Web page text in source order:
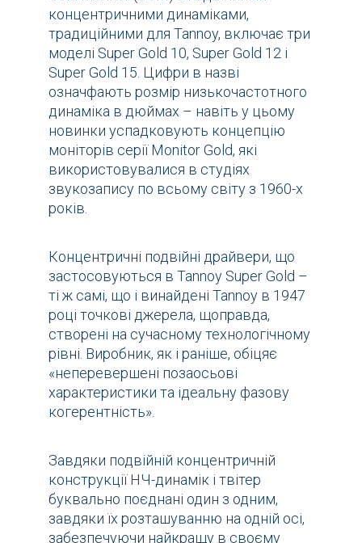
концентричними динаміками,
традиційними для Tannoy, включає три
моделі Super Gold 10, Super Gold 12 і
Super Gold 15. Цифри в назві
означфають розмір низькочастотного
динаміка в дюймах – навіть у цьому
новинки успадковують концепцію
моніторів серії Monitor Gold, які
використовувалися в студіях
звукозапису по всьому світу з 1960-х
років.
Концентричні подвійні драйвери, що
застосовуються в Tannoy Super Gold –
ті ж самі, що і винайдені Tannoy в 1947
році точкові джерела, щоправда,
створені на сучасному технологічному
рівні. Виробник, як і раніше, обіцяє
«неперевершені позаосьові
характеристики та ідеальну фазову
когерентність».
Завдяки подвійній концентричній
конструкції НЧ-динамік і твітер
буквально поєднані один з одним,
завдяки їх розташуванню на одній осі,
забезпечуючи найкращу в своєму